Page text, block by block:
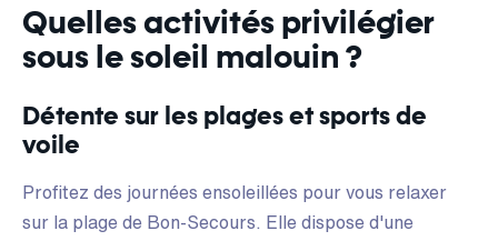
Quelles activités privilégier
sous le soleil malouin ?
Détente sur les plages et sports de
voile
Profitez des journées ensoleillées pour vous relaxer
sur la plage de Bon-Secours. Elle dispose d'une